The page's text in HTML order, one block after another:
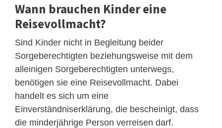
Wann brauchen Kinder eine
Reisevollmacht?
Sind Kinder nicht in Begleitung beider
Sorgeberechtigten beziehungsweise mit dem
alleinigen Sorgeberechtigten unterwegs,
benötigen sie eine Reisevollmacht. Dabei
handelt es sich um eine
Einverständniserklärung, die bescheinigt, dass
die minderjährige Person verreisen darf.